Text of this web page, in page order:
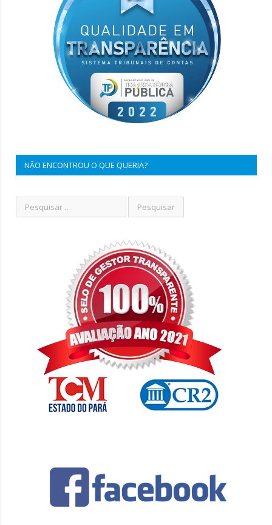
NÃO ENCONTROU O QUE QUERIA?